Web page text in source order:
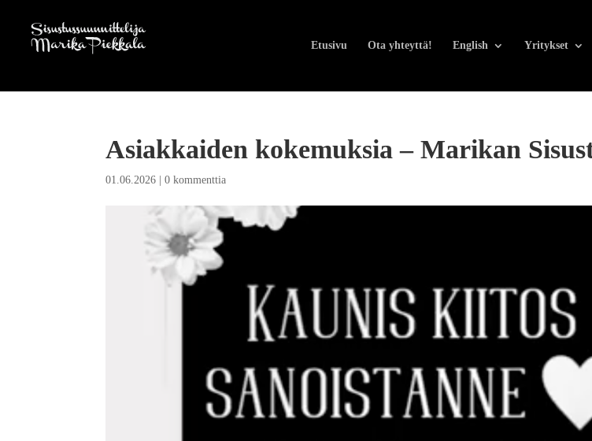
Etusivu Ota yhteyttä! English Yritykset
Asiakkaiden kokemuksia – Marikan
01.06.2026 |0 kommenttia